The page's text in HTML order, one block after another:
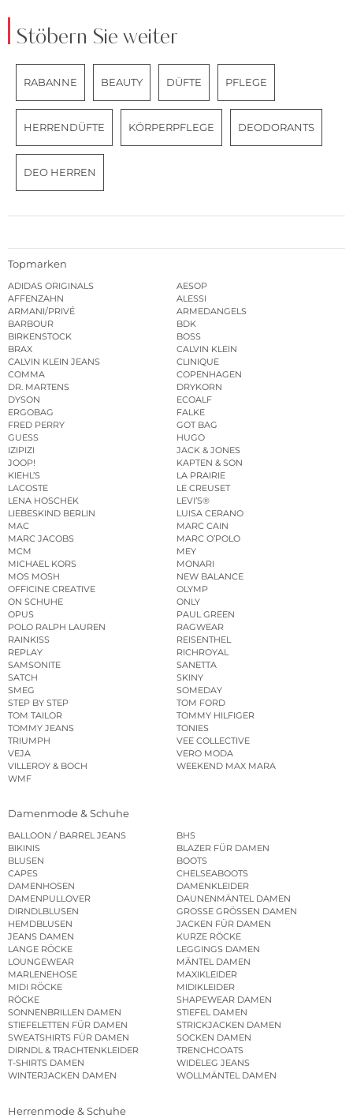
Stöbern Sie weiter
RABANNE BEAUTY DÜFTE PFLEGE
HERRENDÜFTE KÖRPERPFLEGE DEODORANTS
DEO HERREN
Topmarken
ADIDAS ORIGINALS
AESOP
AFFENZAHN
ALESSI
ARMANI/PRIVÉ
ARMEDANGELS
BARBOUR
BDK
BIRKENSTOCK
BOSS
BRAX
CALVIN KLEIN
CALVIN KLEIN JEANS
CLINIQUE
COMMA
COPENHAGEN
DR. MARTENS
DRYKORN
DYSON
ECOALF
ERGOBAG
FALKE
FRED PERRY
GOT BAG
GUESS
HUGO
IZIPIZI
JACK & JONES
JOOP!
KAPTEN & SON
KIEHL’S
LA PRAIRIE
LACOSTE
LE CREUSET
LENA HOSCHEK
LEVI’S®
LIEBESKIND BERLIN
LUISA CERANO
MAC
MARC CAIN
MARC JACOBS
MARC O’POLO
MCM
MEY
MICHAEL KORS
MONARI
MOS MOSH
NEW BALANCE
OFFICINE CREATIVE
OLYMP
ON SCHUHE
ONLY
OPUS
PAUL GREEN
POLO RALPH LAUREN
RAGWEAR
RAINKISS
REISENTHEL
REPLAY
RICHROYAL
SAMSONITE
SANETTA
SATCH
SKINY
SMEG
SOMEDAY
STEP BY STEP
TOM FORD
TOM TAILOR
TOMMY HILFIGER
TOMMY JEANS
TONIES
TRIUMPH
VEE COLLECTIVE
VEJA
VERO MODA
VILLEROY & BOCH
WEEKEND MAX MARA
WMF
Damenmode & Schuhe
BALLOON / BARREL JEANS
BHS
BIKINIS
BLAZER FÜR DAMEN
BLUSEN
BOOTS
CAPES
CHELSEABOOTS
DAMENHOSEN
DAMENKLEIDER
DAMENPULLOVER
DAUNENMÄNTEL DAMEN
DIRNDLBLUSEN
GROSSE GRÖSSEN DAMEN
HEMDBLUSEN
JACKEN FÜR DAMEN
JEANS DAMEN
KURZE RÖCKE
LANGE RÖCKE
LEGGINGS DAMEN
LOUNGEWEAR
MÄNTEL DAMEN
MARLENEHOSE
MAXIKLEIDER
MIDI RÖCKE
MIDIKLEIDER
RÖCKE
SHAPEWEAR DAMEN
SONNENBRILLEN DAMEN
STIEFEL DAMEN
STIEFELETTEN FÜR DAMEN
STRICKJACKEN DAMEN
SWEATSHIRTS FÜR DAMEN
SOCKEN DAMEN
DIRNDL & TRACHTENKLEIDER
TRENCHCOATS
T-SHIRTS DAMEN
WIDELEG JEANS
WINTERJACKEN DAMEN
WOLLMÄNTEL DAMEN
Herrenmode & Schuhe